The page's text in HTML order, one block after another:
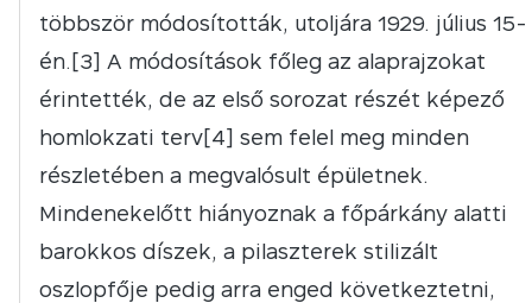
többször módosították, utoljára 1929. július 15-
én.[3] A módosítások főleg az alaprajzokat
érintették, de az első sorozat részét képező
homlokzati terv[4] sem felel meg minden
részletében a megvalósult épületnek.
Mindenekelőtt hiányoznak a főpárkány alatti
barokkos díszek, a pilaszterek stilizált
oszlopfője pedig arra enged következtetni,